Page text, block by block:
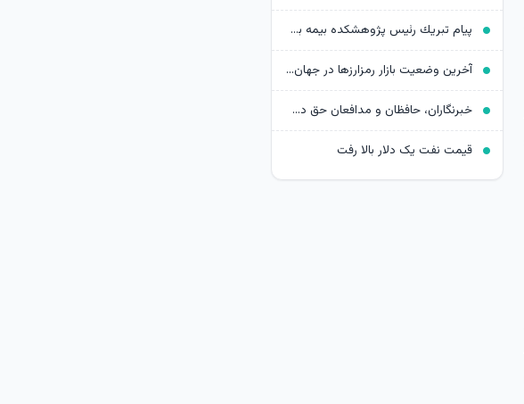
پیام تبریك رئیس پژوهشكده بیمه به مناسبت روز خبرنگار
آخرین وضعیت بازار رمزارزها در جهان/ سرمایه‌گذاران دوباره سراغ بیت‌کوین رفتند
خبرنگاران، حافظان و مدافعان حق دسترسی برابر به ارتباطات
قیمت نفت یک دلار بالا رفت